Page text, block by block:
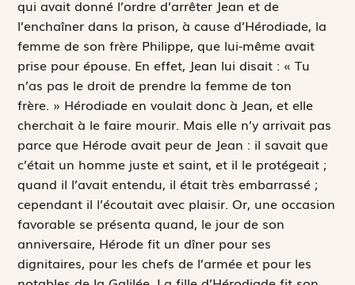
qui avait donné l’ordre d’arrêter Jean et de
l’enchaîner dans la prison, à cause d’Hérodiade, la
femme de son frère Philippe, que lui-même avait
prise pour épouse. En effet, Jean lui disait : « Tu
n’as pas le droit de prendre la femme de ton
frère. » Hérodiade en voulait donc à Jean, et elle
cherchait à le faire mourir. Mais elle n’y arrivait pas
parce que Hérode avait peur de Jean : il savait que
c’était un homme juste et saint, et il le protégeait ;
quand il l’avait entendu, il était très embarrassé ;
cependant il l’écoutait avec plaisir. Or, une occasion
favorable se présenta quand, le jour de son
anniversaire, Hérode fit un dîner pour ses
dignitaires, pour les chefs de l’armée et pour les